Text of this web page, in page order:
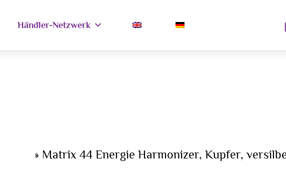
Händler-Netzwerk
» Matrix 44 Energie Harmonizer, Kupfer,